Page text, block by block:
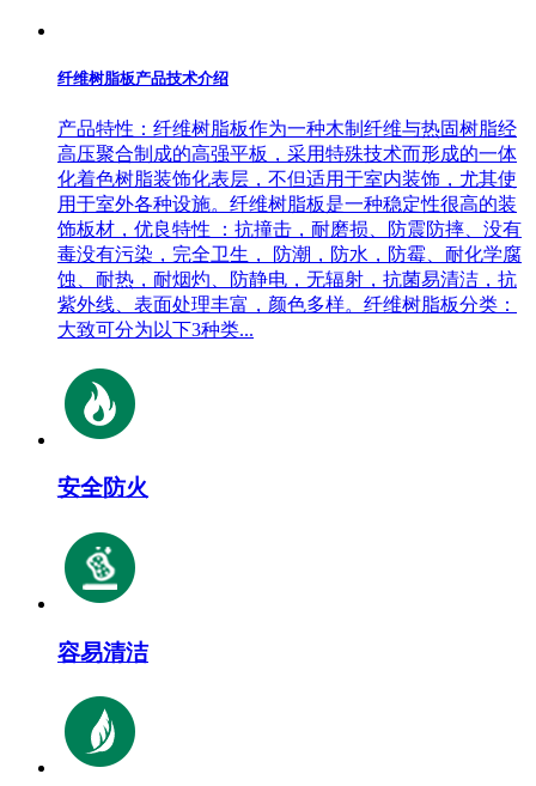
纤维树脂板产品技术介绍
产品特性：纤维树脂板作为一种木制纤维与热固树脂经
高压聚合制成的高强平板，采用特殊技术而形成的一体
化着色树脂装饰化表层，不但适用于室内装饰，尤其使
用于室外各种设施。纤维树脂板是一种稳定性很高的装
饰板材，优良特性 ：抗撞击，耐磨损、防震防摔、没有
毒没有污染，完全卫生， 防潮，防水，防霉、耐化学腐
蚀、耐热，耐烟灼、防静电，无辐射，抗菌易清洁，抗
紫外线、表面处理丰富，颜色多样。纤维树脂板分类：
大致可分为以下3种类...
安全防火
容易清洁